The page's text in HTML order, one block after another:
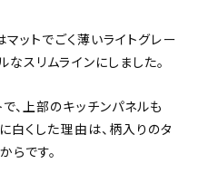
ットでごく薄いライトグレー
スリムラインにしました。
、上部のキッチンパネルも
白くした理由は、柄入りのタ
らです。